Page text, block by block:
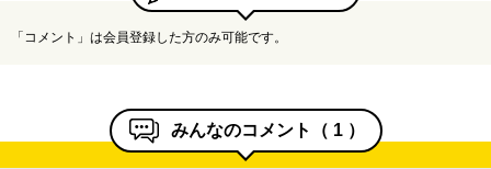
「コメント」は会員登録した方のみ可能です。
みんなのコメント（ 1 ）